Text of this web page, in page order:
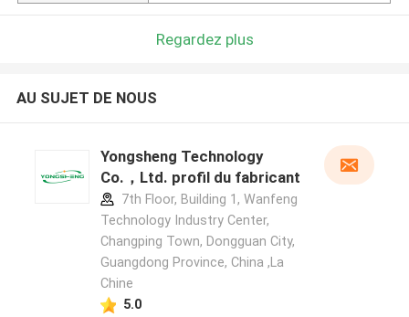
Regardez plus
AU SUJET DE NOUS
Yongsheng Technology
Co.，Ltd. profil du fabricant
7th Floor, Building 1, Wanfeng
Technology Industry Center,
Changping Town, Dongguan City,
Guangdong Province, China ,La
Chine
5.0